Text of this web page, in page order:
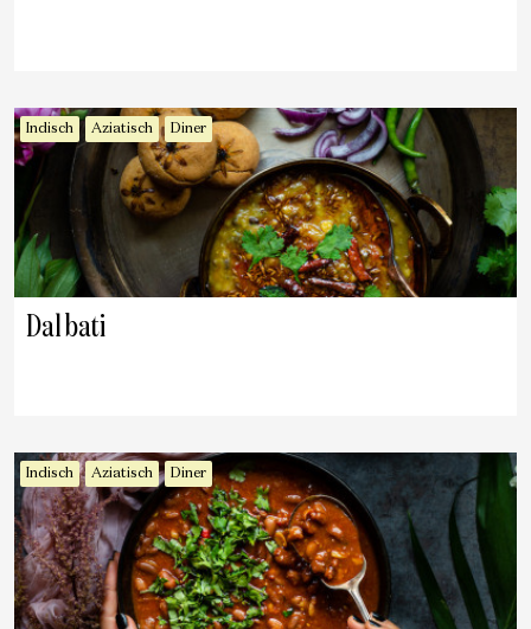
Indisch Aziatisch Diner
Dal bati
Indisch Aziatisch Diner